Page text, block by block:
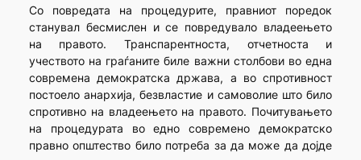
Со повредата на процедурите, правниот поредок
станувал бесмислен и се повредувало владеењето
на правото. Транспарентноста, отчетноста и
учеството на граѓаните биле важни столбови во една
современа демократска држава, а во спротивност
постоело анархија, безвластие и самоволие што било
спротивно на владеењето на правото. Почитувањето
на процедурата во едно современо демократско
правно општество било потреба за да може да дојде